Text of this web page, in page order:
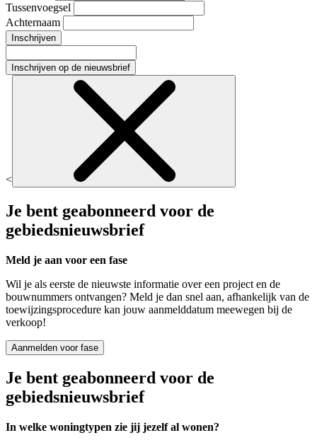
Tussenvoegsel
Achternaam
Inschrijven
Inschrijven op de nieuwsbrief
<
Je bent geabonneerd voor de
gebiedsnieuwsbrief
Meld je aan voor een fase
Wil je als eerste de nieuwste informatie over een project en de
bouwnummers ontvangen? Meld je dan snel aan, afhankelijk van de
toewijzingsprocedure kan jouw aanmelddatum meewegen bij de
verkoop!
Aanmelden voor fase
Je bent geabonneerd voor de
gebiedsnieuwsbrief
In welke woningtypen zie jij jezelf al wonen?